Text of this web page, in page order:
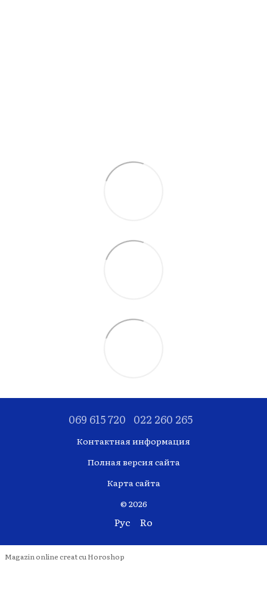
069 615 720 022 260 265
Контактная информация
Полная версия сайта
Карта сайта
© 2026
Рус Ro
Magazin online creat cu Horoshop